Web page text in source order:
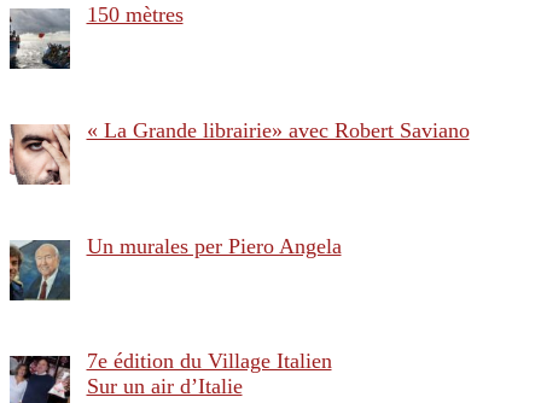
150 mètres
« La Grande librairie» avec Robert Saviano
Un murales per Piero Angela
7e édition du Village Italien
Sur un air d’Italie